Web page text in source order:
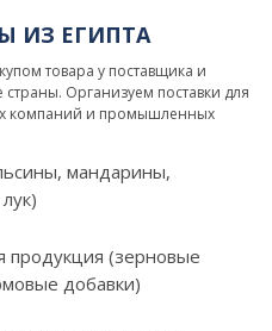
ИЗ ЕГИПТА
товара у поставщика и
Организуем поставки для
компаний и промышленных
мандарины,
продукция (зерновые
добавки)